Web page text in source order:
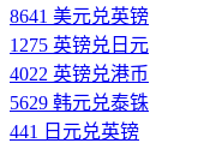
8641 美元兑英镑
1275 英镑兑日元
4022 英镑兑港币
5629 韩元兑泰铢
441 日元兑英镑